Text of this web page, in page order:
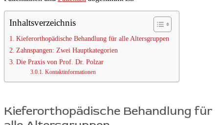
Inhaltsverzeichnis
Kieferorthopädische Behandlung für alle Altersgruppen
Zahnspangen: Zwei Hauptkategorien
Die Praxis von Prof. Dr. Polzar
Kontaktinformationen
Kieferorthopädische Behandlung für